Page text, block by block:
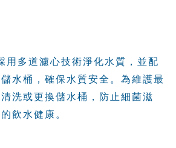
用多道濾心技術淨化水質，並配
水桶，確保水質安全。為維護最
洗或更換儲水桶，防止細菌滋
飲水健康。